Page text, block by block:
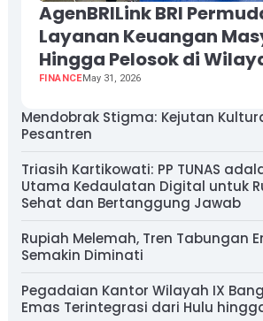
AgenBRILink BRI
Layanan Keuangan
Hingga Pelosok di
FINANCEMay 31, 2026
Mendobrak Stigma: Kejutan
Pesantren
Triasih Kartikowati: PP TUNAS
Utama Kedaulatan Digital untuk
Sehat dan Bertanggung Jawab
Rupiah Melemah, Tren Tabungan
Semakin Diminati
Pegadaian Kantor Wilayah IX
Emas Terintegrasi dari Hulu